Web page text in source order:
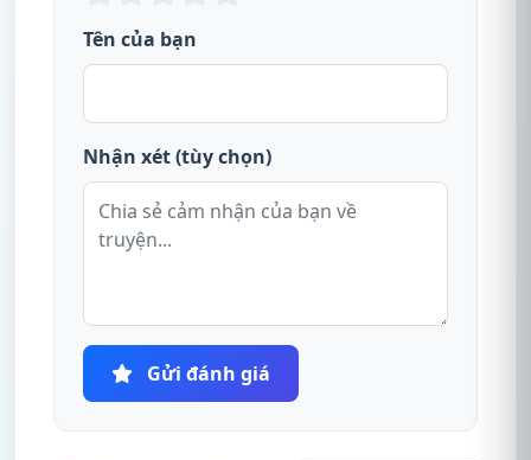
Tên của bạn
Nhận xét (tùy chọn)
Gửi đánh giá